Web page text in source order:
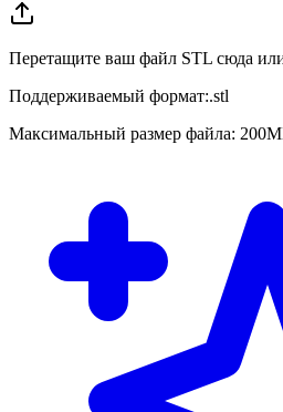
Перетащите ваш файл STL сюда
Поддерживаемый формат:.stl
Максимальный размер файла: